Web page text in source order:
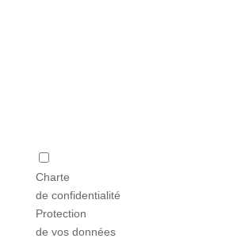
Charte
de confidentialité
Protection
de vos données